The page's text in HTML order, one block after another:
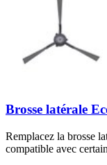
Brosse latérale
Remplacez la brosse
compatible avec